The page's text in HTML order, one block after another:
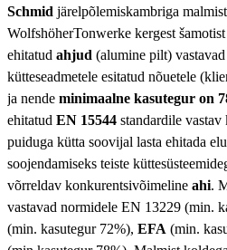
Schmid järelpõlemiskambriga
WolfshöherTonwerke kergest
ehitatud ahjud (alumine pilt) vastavad
kütteseadmetele esitatud nõuetele
ja nende minimaalne kasutegur on
ehitatud EN 15544 standardile vastav
puiduga kütta soovijal lasta ehitada
soojendamiseks teiste
võrreldav konkurentsivõimeline ahi.
vastavad normidele EN 13229 (min.
(min. kasutegur 72%), EFA (min.